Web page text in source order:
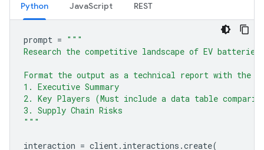
Python JavaScript REST
prompt = """
Research the competitive landscape of EV batteries.
Format the output as a technical report with the
1. Executive Summary
2. Key Players (Must include a data table
3. Supply Chain Risks
"""
interaction = client. interactions .create(